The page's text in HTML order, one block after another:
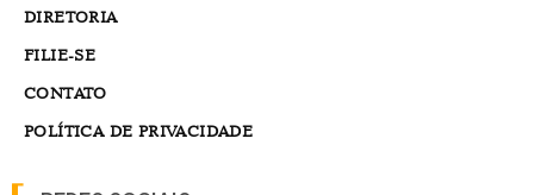
DIRETORIA
FILIE-SE
CONTATO
POLÍTICA DE PRIVACIDADE